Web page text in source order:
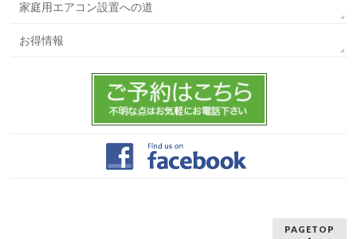
家庭用エアコン設置への道
お得情報
PAGETOP